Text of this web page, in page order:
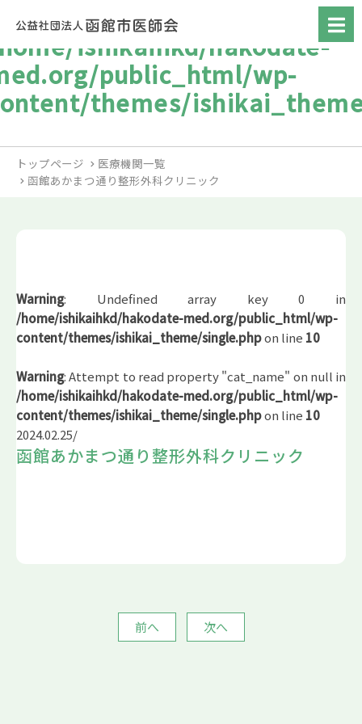
ishikaihkd/hakodate-
public_html/wp-
themes/
トップページ
医療機関一覧
函館あかまつ通り整形外科クリニック
Warning: Undefined array key 0 in
/home/ishikaihkd/hakodate-med.org/public_html/wp-
content/themes/ishikai_theme/single.phpon line 10
Warning: Attempt to read property "cat_name" on null in
/home/ishikaihkd/hakodate-med.org/public_html/wp-
content/themes/ishikai_theme/single.phpon line 10
2024.02.25/
函館あかまつ通り整形外科クリニック
前へ 次へ